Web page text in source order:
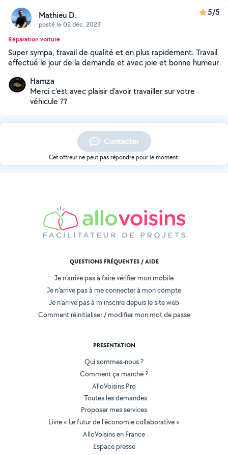
Mathieu D.
posté le 02 déc. 2023
5/5
Réparation voiture
Super sympa, travail de qualité et en plus rapidement. Travail
effectué le jour de la demande et avec joie et bonne humeur
Hamza
Merci c'est avec plaisir d'avoir travailler sur votre
véhicule ??
Contacter
Cet offreur ne peut pas répondre pour le moment.
QUESTIONS FRÉQUENTES / AIDE
Je n'arrive pas à faire vérifier mon mobile
Je n'arrive pas à me connecter à mon compte
Je n'arrive pas à m'inscrire depuis le site web
Comment réinitialiser / modifier mon mot de passe
PRÉSENTATION
Qui sommes-nous ?
Comment ça marche ?
AlloVoisins Pro
Toutes les demandes
Proposer mes services
Livre « Le futur de l'économie collaborative »
AlloVoisins en France
Espace presse